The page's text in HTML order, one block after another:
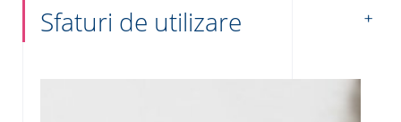
Sfaturi de utilizare